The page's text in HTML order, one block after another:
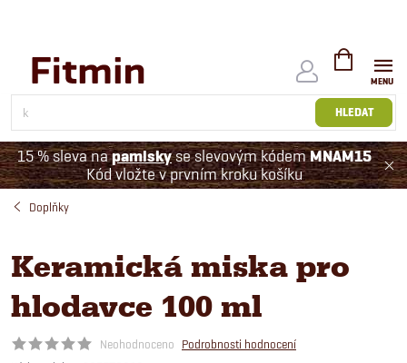
HLEDAT
NÁKUPNÍ
KOŠÍK
15 % sleva napamlskyse slevovým kódemMNAM15
Kód vložte v prvním kroku košíku
Doplňky
Keramická miska pro
hlodavce 100 ml
Neohodnoceno
Podrobnosti hodnocení